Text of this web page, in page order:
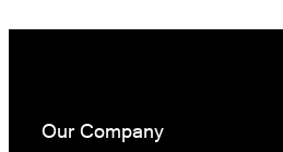
Our Company